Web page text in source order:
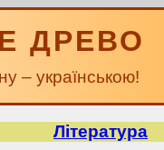
ДРЕВО
– українською!
Література